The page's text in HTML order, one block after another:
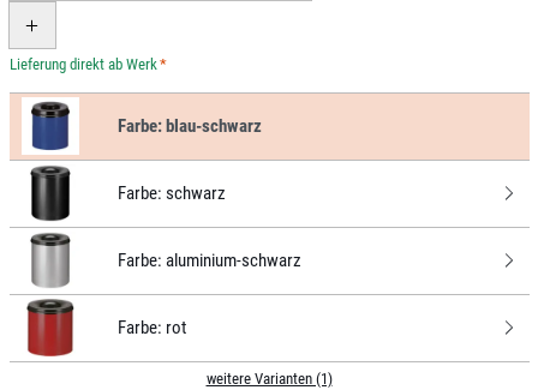
*
Farbe:blau-schwarz
Farbe: schwarz
Farbe: aluminium-schwarz
Farbe: rot
weitere Varianten (1)